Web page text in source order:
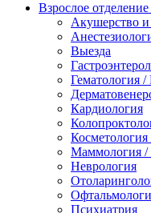
Взрослое отделение
Акушерство и
Выезда
Гематология /
Кардиология
Косметология
Маммология /
Неврология
Психиатрия